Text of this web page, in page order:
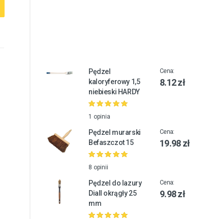
Pędzel
kaloryferowy 1,5
niebieski HARDY
1 opinia
Cena:
8.12 zł
Pędzel murarski
Befaszczot 15
8 opinii
Cena:
19.98 zł
Pędzel do lazury
Diall okrągły 25
mm
Cena:
9.98 zł